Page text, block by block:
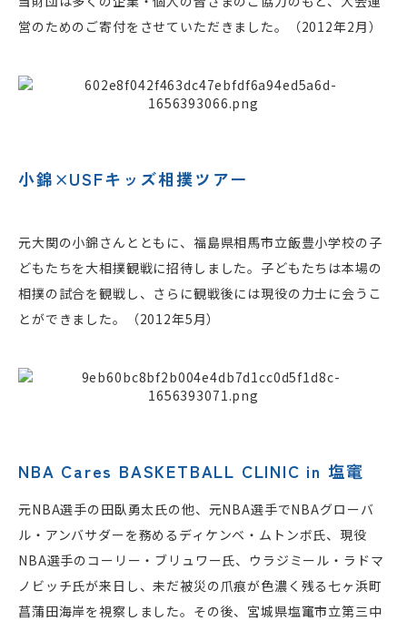
営のためのご寄付をさせていただきました。（2012年2月）
小錦×USFキッズ相撲ツアー
元大関の小錦さんとともに、福島県相馬市立飯豊小学校の子
どもたちを大相撲観戦に招待しました。子どもたちは本場の
相撲の試合を観戦し、さらに観戦後には現役の力士に会うこ
とができました。（2012年5月）
NBA Cares BASKETBALL CLINIC in 塩竃
元NBA選手の田臥勇太氏の他、元NBA選手でNBAグローバ
ル・アンバサダーを務めるディケンベ・ムトンボ氏、現役
NBA選手のコーリー・ブリュワー氏、ウラジミール・ラドマ
ノビッチ氏が来日し、未だ被災の爪痕が色濃く残る七ヶ浜町
菖蒲田海岸を視察しました。その後、宮城県塩竃市立第三中